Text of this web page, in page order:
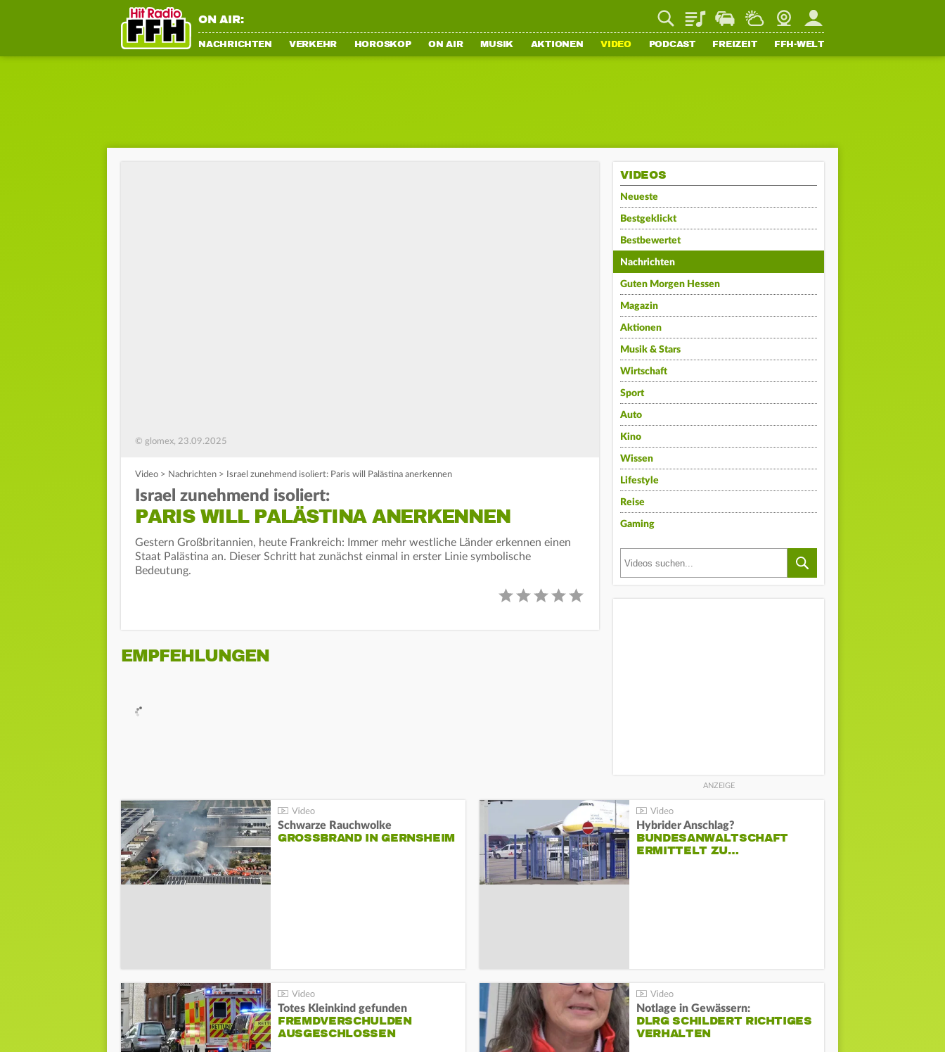
ON AIR: PlaylistStaupilotWetterWebcamMein FFH
NACHRICHTEN VERKEHR HOROSKOP ON AIR MUSIK AKTIONEN VIDEO PODCAST FREIZEIT FFH-WELT
© glomex, 23.09.2025
Video > Nachrichten > Israel zunehmend isoliert: Paris will Palästina anerkennen
Israel zunehmend isoliert:
PARIS WILL PALÄSTINA ANERKENNEN
Gestern Großbritannien, heute Frankreich: Immer mehr westliche Länder erkennen einen
Staat Palästina an. Dieser Schritt hat zunächst einmal in erster Linie symbolische
Bedeutung.
EMPFEHLUNGEN
VIDEOS
Neueste
Bestgeklickt
Bestbewertet
Nachrichten
Guten Morgen Hessen
Magazin
Aktionen
Musik & Stars
Wirtschaft
Sport
Auto
Kino
Wissen
Lifestyle
Reise
Gaming
Schwarze Rauchwolke
GROSSBRAND IN GERNSHEIM
Hybrider Anschlag?
BUNDESANWALTSCHAFT
ERMITTELT ZU…
Totes Kleinkind gefunden
FREMDVERSCHULDEN
AUSGESCHLOSSEN
Notlage in Gewässern:
DLRG SCHILDERT RICHTIGES
VERHALTEN